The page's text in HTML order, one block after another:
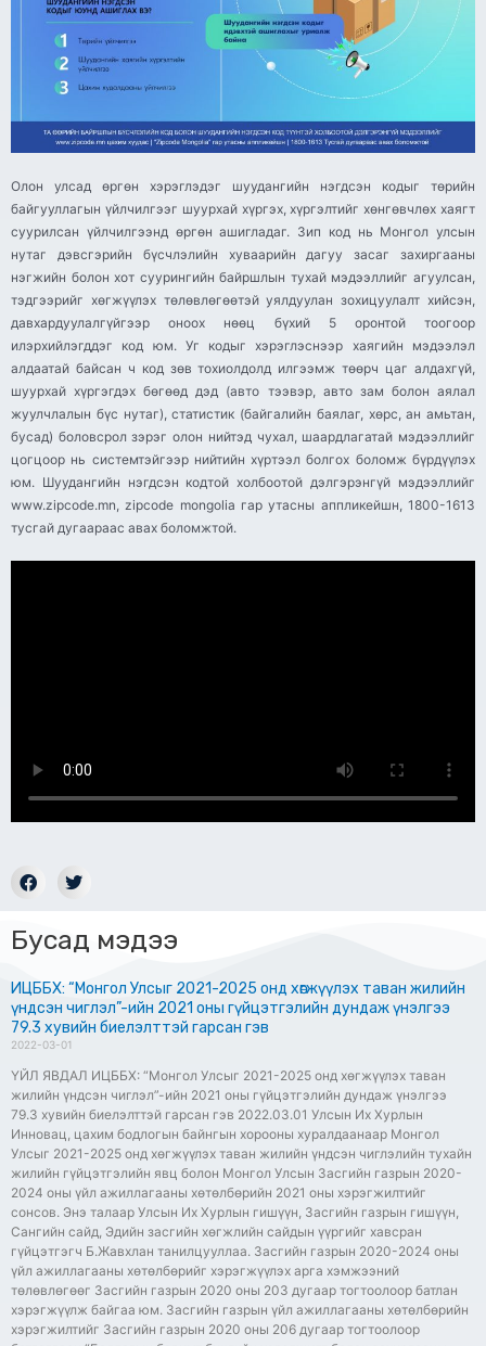
Олон улсад өргөн хэрэглэдэг шуудангийн нэгдсэн кодыг төрийн
байгууллагын үйлчилгээг шуурхай хүргэх, хүргэлтийг хөнгөвчлөх хаягт
суурилсан үйлчилгээнд өргөн ашигладаг. Зип код нь Монгол улсын
нутаг дэвсгэрийн бүсчлэлийн хуваарийн дагуу засаг захиргааны
нэгжийн болон хот суурингийн байршлын тухай мэдээллийг агуулсан,
тэдгээрийг хөгжүүлэх төлөвлөгөөтэй уялдуулан зохицуулалт хийсэн,
давхардуулалгүйгээр оноох нөөц бүхий 5 оронтой тоогоор
илэрхийлэгддэг код юм. Уг кодыг хэрэглэснээр хаягийн мэдээлэл
алдаатай байсан ч код зөв тохиолдолд илгээмж төөрч цаг алдахгүй,
шуурхай хүргэгдэх бөгөөд дэд (авто тээвэр, авто зам болон аялал
жуулчлалын бүс нутаг), статистик (байгалийн баялаг, хөрс, ан амьтан,
бусад) боловсрол зэрэг олон нийтэд чухал, шаардлагатай мэдээллийг
цогцоор нь системтэйгээр нийтийн хүртээл болгох боломж бүрдүүлэх
юм. Шуудангийн нэгдсэн кодтой холбоотой дэлгэрэнгүй мэдээллийг
www.zipcode.mn, zipcode mongolia гар утасны аппликейшн, 1800-1613
тусгай дугаараас авах боломжтой.
Бусад мэдээ
ИЦББХ: “Монгол Улсыг 2021-2025 онд хөгжүүлэх таван жилийн
үндсэн чиглэл”-ийн 2021 оны гүйцэтгэлийн дундаж үнэлгээ
79.3 хувийн биелэлттэй гарсан гэв
2022-03-01
ҮЙЛ ЯВДАЛ ИЦББХ: “Монгол Улсыг 2021-2025 онд хөгжүүлэх таван
жилийн үндсэн чиглэл”-ийн 2021 оны гүйцэтгэлийн дундаж үнэлгээ
79.3 хувийн биелэлттэй гарсан гэв 2022.03.01 Улсын Их Хурлын
Инновац, цахим бодлогын байнгын хорооны хуралдаанаар Монгол
Улсыг 2021-2025 онд хөгжүүлэх таван жилийн үндсэн чиглэлийн тухайн
жилийн гүйцэтгэлийн явц болон Монгол Улсын Засгийн газрын 2020-
2024 оны үйл ажиллагааны хөтөлбөрийн 2021 оны хэрэгжилтийг
сонсов. Энэ талаар Улсын Их Хурлын гишүүн, Засгийн газрын гишүүн,
Сангийн сайд, Эдийн засгийн хөгжлийн сайдын үүргийг хавсран
гүйцэтгэгч Б.Жавхлан танилцууллаа. Засгийн газрын 2020-2024 оны
үйл ажиллагааны хөтөлбөрийг хэрэгжүүлэх арга хэмжээний
төлөвлөгөөг Засгийн газрын 2020 оны 203 дугаар тогтоолоор батлан
хэрэгжүүлж байгаа юм. Засгийн газрын үйл ажиллагааны хөтөлбөрийн
хэрэгжилтийг Засгийн газрын 2020 оны 206 дугаар тогтоолоор